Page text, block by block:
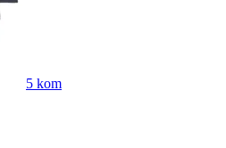
5 kom